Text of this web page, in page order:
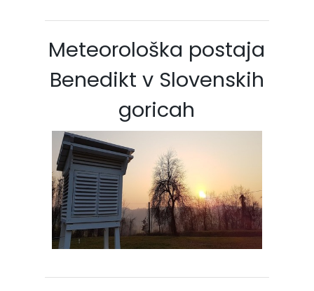
Meteorološka postaja
Benedikt v Slovenskih
goricah